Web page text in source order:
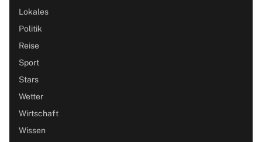
Lokales
Politik
Reise
Sport
Stars
Wetter
Wirtschaft
Wissen